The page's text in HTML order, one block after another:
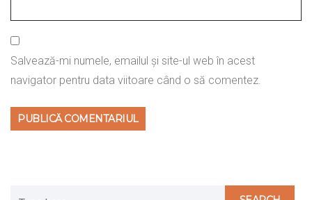
Salvează-mi numele, emailul și site-ul web în acest
navigator pentru data viitoare când o să comentez.